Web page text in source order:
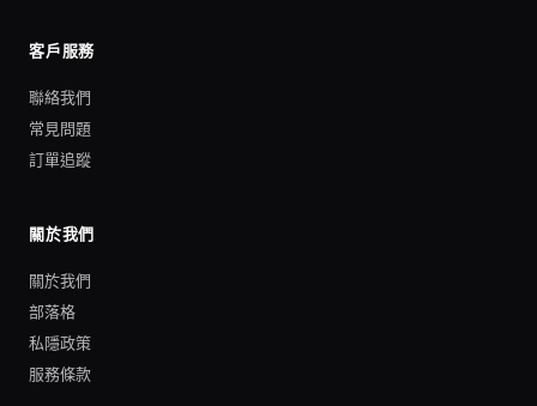
客戶服務
聯絡我們
常見問題
訂單追蹤
關於我們
關於我們
部落格
私隱政策
服務條款